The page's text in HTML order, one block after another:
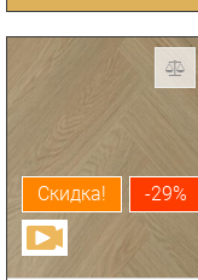
Скидка! -29%